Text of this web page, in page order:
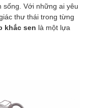
sống. Với những ai yêu
thư thái trong từng
khắc sen là một lựa